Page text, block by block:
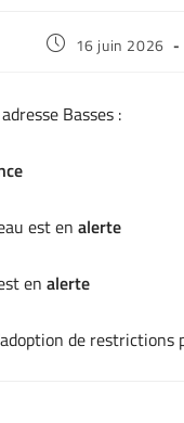
16 juin 2026
Basses :
est en alerte
en alerte
de restrictions